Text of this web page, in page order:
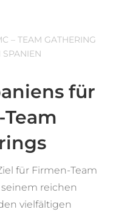
– TEAM GATHERING
SPANIEN
für
für Firmen-Team
reichen
vielfältigen